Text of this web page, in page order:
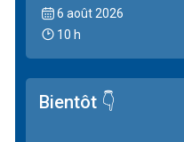
6 août 2026
10 h
Bientôt 👇